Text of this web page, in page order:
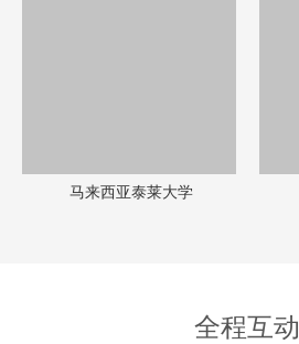
马来西亚泰莱大学
全程互动